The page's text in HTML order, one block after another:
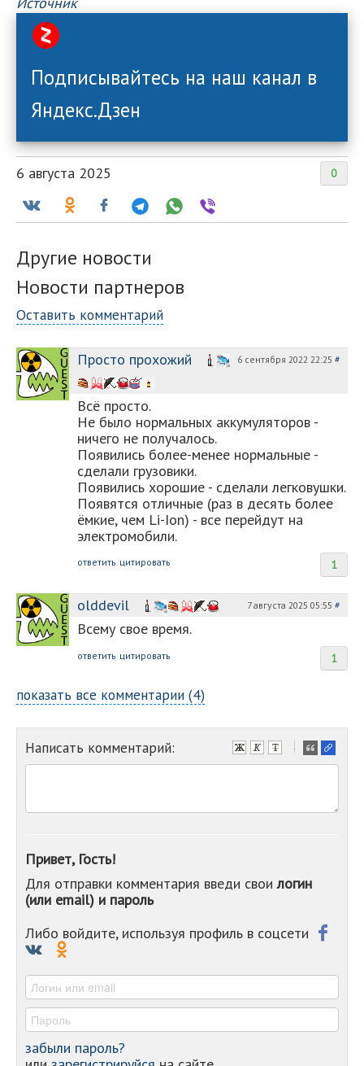
Подписывайтесь на наш канал в
Яндекс.Дзен
0
6 августа 2025
Другие новости
Новости партнеров
Оставить комментарий
Просто прохожий 6 сентября 2022 22:25 #
Всё просто.
Не было нормальных аккумуляторов -
ничего не получалось.
Появились более-менее нормальные -
сделали грузовики.
Появились хорошие - сделали легковушки.
Появятся отличные (раз в десять более
ёмкие, чем Li-Ion) - все перейдут на
электромобили.
1
ответить цитировать
olddevil 7 августа 2025 05:55 #
Всему свое время.
1
ответить цитировать
показать все комментарии (4)
Написать комментарий:
-
-
-
-
-
Привет, Гость!
Для отправки комментария введи своилогин
(или email) и пароль
Либо войдите, используя профиль в соцсети
забыли пароль?